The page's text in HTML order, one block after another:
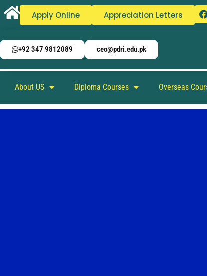
Apply Online Appreciation Letters
+92 347 9812089 ceo@pdri.edu.pk
About US Diploma Courses Overseas